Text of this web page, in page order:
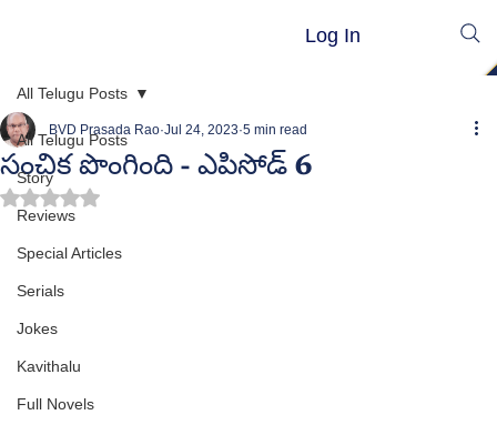
Log In
All Telugu Posts
Story
Reviews
Special Articles
Serials
Jokes
Kavithalu
Full Novels
All Telugu Posts
సంచిక పొంగింది - ఎపిసోడ్ 6
BVD Prasada Rao Jul 24, 2023 5 min read
Rated NaN out of 5 stars.